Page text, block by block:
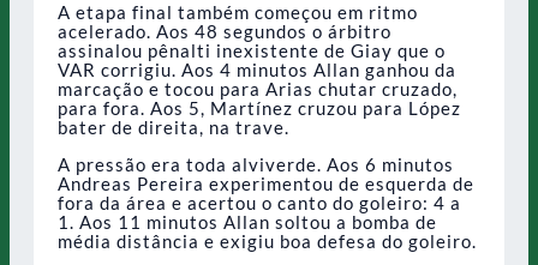
A etapa final também começou em ritmo
acelerado. Aos 48 segundos o árbitro
assinalou pênalti inexistente de Giay que o
VAR corrigiu. Aos 4 minutos Allan ganhou da
marcação e tocou para Arias chutar cruzado,
para fora. Aos 5, Martínez cruzou para López
bater de direita, na trave.
A pressão era toda alviverde. Aos 6 minutos
Andreas Pereira experimentou de esquerda de
fora da área e acertou o canto do goleiro: 4 a
1. Aos 11 minutos Allan soltou a bomba de
média distância e exigiu boa defesa do goleiro.